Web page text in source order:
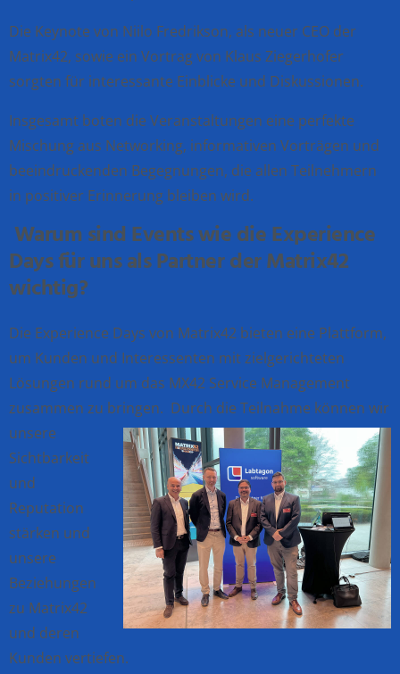
Die Keynote von Niilo Fredrikson, als neuer CEO der
Matrix42, sowie ein Vortrag von Klaus Ziegerhofer
sorgten für interessante Einblicke und Diskussionen.
Insgesamt boten die Veranstaltungen eine perfekte
Mischung aus Networking, informativen Vorträgen und
beeindruckenden Begegnungen, die allen Teilnehmern
in positiver Erinnerung bleiben wird.
Warum sind Events wie die Experience
Days für uns als Partner der Matrix42
wichtig?
Die Experience Days von Matrix42 bieten eine Plattform,
um Kunden und Interessenten mit zielgerichteten
Lösungen rund um das MX42 Service Management
zusammen zu bringen. Durch die Teilnahme können wir
unsere
Sichtbarkeit
und
Reputation
stärken und
unsere
Beziehungen
zu Matrix42
und deren
Kunden vertiefen.